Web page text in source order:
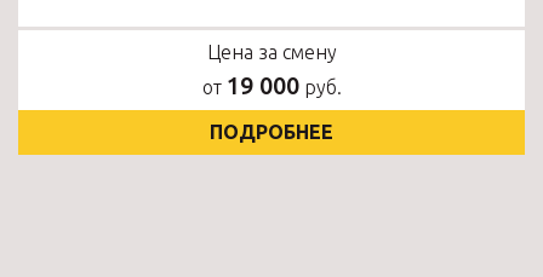
Цена за смену
от 19 000руб.
ПОДРОБНЕЕ